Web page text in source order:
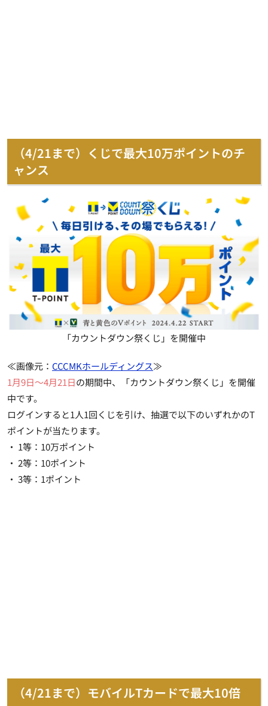
（4/21まで）くじで最大10万ポイントのチ
ャンス
「カウントダウン祭くじ」を開催中
≪画像元： CCCMKホールディングス≫
1月9日～4月21日の期間中、「カウントダウン祭くじ」を開催
中です。
ログインすると1人1回くじを引け、抽選で以下のいずれかのT
ポイントが当たります。
・ 1等：10万ポイント
・ 2等：10ポイント
・ 3等：1ポイント
（4/21まで）モバイルTカードで最大10倍